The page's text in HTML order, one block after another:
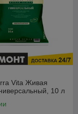
Vita Живая
10 л